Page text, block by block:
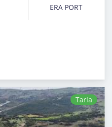
ERA PORT
Tarla